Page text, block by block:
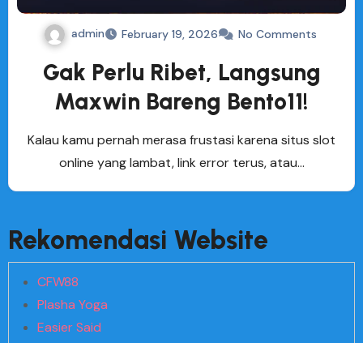
admin February 19, 2026 No Comments
Gak Perlu Ribet, Langsung
Maxwin Bareng Bento11!
Kalau kamu pernah merasa frustasi karena situs slot
online yang lambat, link error terus, atau…
Rekomendasi Website
CFW88
Plasha Yoga
Easier Said